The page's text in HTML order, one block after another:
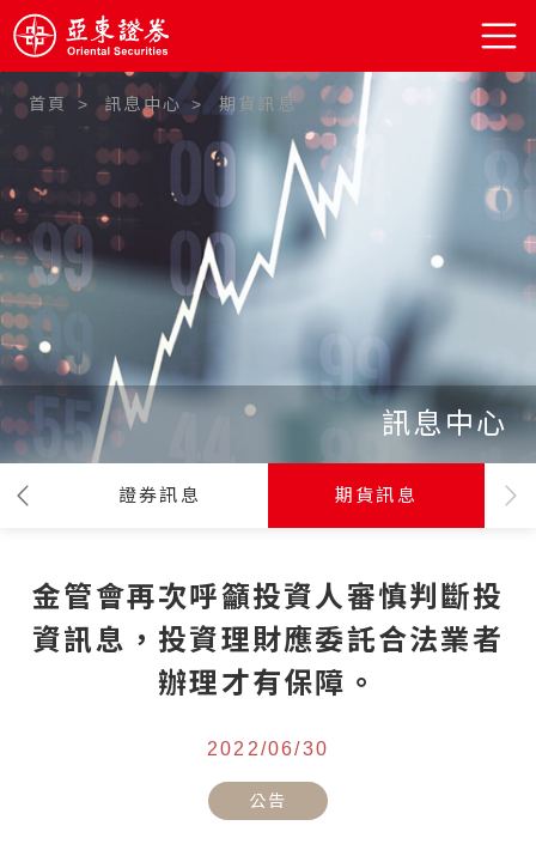
:::
首頁 訊息中心 期貨訊息
訊息中心
證券訊息 期貨訊息
金管會再次呼籲投資人審慎判斷投
資訊息，投資理財應委託合法業者
辦理才有保障。
2022/06/30
公告